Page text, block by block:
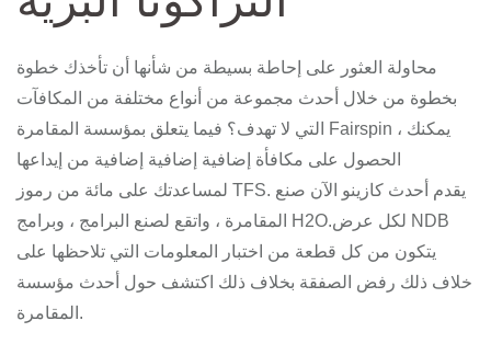
محاولة العثور على إحاطة بسيطة من شأنها أن تأخذك خطوة
بخطوة من خلال أحدث مجموعة من أنواع مختلفة من المكافآت
التي لا تهدف؟ فيما يتعلق بمؤسسة المقامرة Fairspin ، يمكنك
الحصول على مكافأة إضافية إضافية إضافية من إيداعها
لمساعدتك على مائة من رموز TFS. يقدم أحدث كازينو الآن صنع
المقامرة ، واتقع لصنع البرامج ، وبرامج H2O.لكل عرض NDB
يتكون من كل قطعة من اختبار المعلومات التي تلاحظها على
خلاف ذلك رفض الصفقة بخلاف ذلك اكتشف حول أحدث مؤسسة
المقامرة.